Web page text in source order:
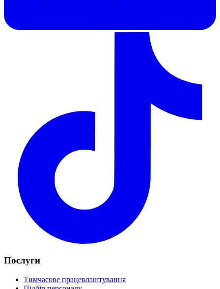
Послуги
Тимчасове працевлаштування